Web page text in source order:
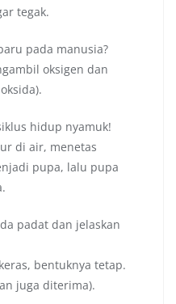
tegak.
pada manusia?
oksigen dan
hidup nyamuk!
di air, menetas
pupa, lalu pupa
padat dan jelaskan
bentuknya tetap.
juga diterima).